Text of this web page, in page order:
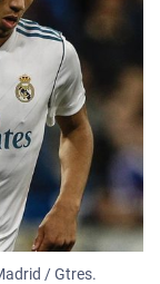
/ Gtres.